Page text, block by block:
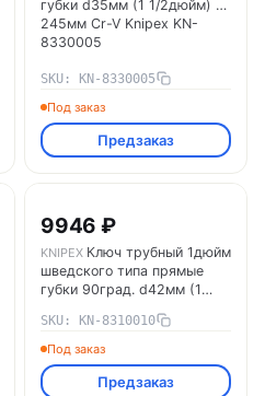
губки d35мм (1 1/2дюйм) L-
245мм Cr-V Knipex KN-
8330005
SKU: KN-8330005
Под заказ
Предзаказ
9946 ₽
KNIPEX Ключ трубный 1дюйм
шведского типа прямые
губки 90град. d42мм (1
Knipex KN-8310010
SKU: KN-8310010
Под заказ
Предзаказ